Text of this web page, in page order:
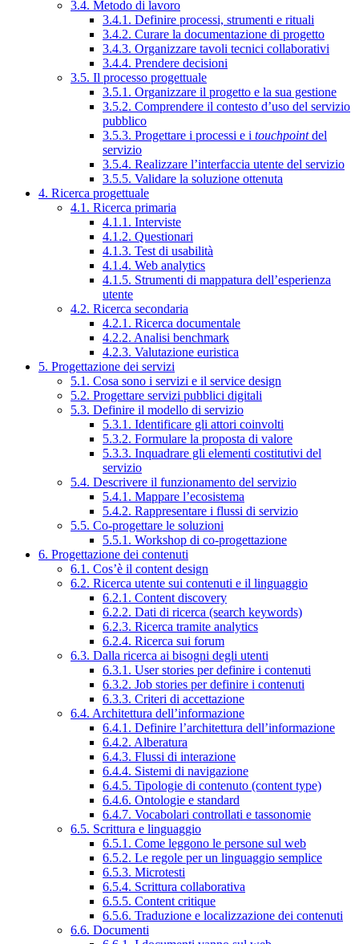
3.4. Metodo di lavoro
3.4.1. Definire processi, strumenti e rituali
3.4.2. Curare la documentazione di progetto
3.4.3. Organizzare tavoli tecnici collaborativi
3.4.4. Prendere decisioni
3.5. Il processo progettuale
3.5.1. Organizzare il progetto e la sua gestione
3.5.2. Comprendere il contesto d’uso del servizio
pubblico
3.5.3. Progettare i processi e i touchpointdel
servizio
3.5.4. Realizzare l’interfaccia utente del servizio
3.5.5. Validare la soluzione ottenuta
4. Ricerca progettuale
4.1. Ricerca primaria
4.1.1. Interviste
4.1.2. Questionari
4.1.3. Test di usabilità
4.1.4. Web analytics
4.1.5. Strumenti di mappatura dell’esperienza
utente
4.2. Ricerca secondaria
4.2.1. Ricerca documentale
4.2.2. Analisi benchmark
4.2.3. Valutazione euristica
5. Progettazione dei servizi
5.1. Cosa sono i servizi e il service design
5.2. Progettare servizi pubblici digitali
5.3. Definire il modello di servizio
5.3.1. Identificare gli attori coinvolti
5.3.2. Formulare la proposta di valore
5.3.3. Inquadrare gli elementi costitutivi del
servizio
5.4. Descrivere il funzionamento del servizio
5.4.1. Mappare l’ecosistema
5.4.2. Rappresentare i flussi di servizio
5.5. Co-progettare le soluzioni
5.5.1. Workshop di co-progettazione
6. Progettazione dei contenuti
6.1. Cos’è il content design
6.2. Ricerca utente sui contenuti e il linguaggio
6.2.1. Content discovery
6.2.2. Dati di ricerca (search keywords)
6.2.3. Ricerca tramite analytics
6.2.4. Ricerca sui forum
6.3. Dalla ricerca ai bisogni degli utenti
6.3.1. User stories per definire i contenuti
6.3.2. Job stories per definire i contenuti
6.3.3. Criteri di accettazione
6.4. Architettura dell’informazione
6.4.1. Definire l’architettura dell’informazione
6.4.2. Alberatura
6.4.3. Flussi di interazione
6.4.4. Sistemi di navigazione
6.4.5. Tipologie di contenuto (content type)
6.4.6. Ontologie e standard
6.4.7. Vocabolari controllati e tassonomie
6.5. Scrittura e linguaggio
6.5.1. Come leggono le persone sul web
6.5.2. Le regole per un linguaggio semplice
6.5.3. Microtesti
6.5.4. Scrittura collaborativa
6.5.5. Content critique
6.5.6. Traduzione e localizzazione dei contenuti
6.6. Documenti